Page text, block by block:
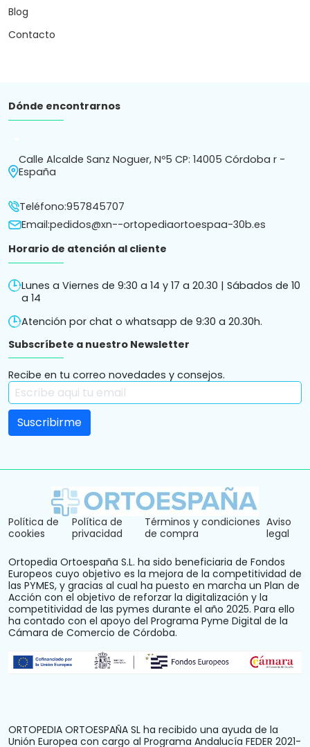
Blog
Contacto
Dónde encontrarnos
Calle Alcalde Sanz Noguer, Nº5 CP: 14005 Córdoba r -
España
Teléfono:957845707
Email:pedidos@xn--ortopediaortoespaa-30b.es
Horario de atención al cliente
Lunes a Viernes de 9:30 a 14 y 17 a 20.30 | Sábados de 10
a 14
Atención por chat o whatsapp de 9:30 a 20.30h.
Subscríbete a nuestro Newsletter
Recibe en tu correo novedades y consejos.
Política de
cookies
Política de
privacidad
Términos y condiciones
de compra
Aviso
legal
Ortopedia Ortoespaña S.L. ha sido beneficiaria de Fondos
Europeos cuyo objetivo es la mejora de la competitividad de
las PYMES, y gracias al cual ha puesto en marcha un Plan de
Acción con el objetivo de reforzar la digitalización y la
competitividad de las pymes durante el año 2025. Para ello
ha contado con el apoyo del Programa Pyme Digital de la
Cámara de Comercio de Córdoba.
ORTOPEDIA ORTOESPAÑA SL ha recibido una ayuda de la
Unión Europea con cargo al Programa Andalucía FEDER 2021-